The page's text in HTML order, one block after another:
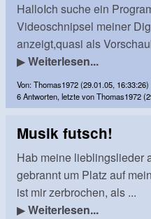
HalloIch suche ein
Videoschnipsel meiner
anzeigt,quasi als
▶Weiterlesen...
Von: Thomas1972 (29.01.05,
6 Antworten, letzte von Thomas1972
Musik futsch!
Hab meine lieblingslieder
gebrannt um Platz auf
ist mir zerbrochen, als ...
▶Weiterlesen...